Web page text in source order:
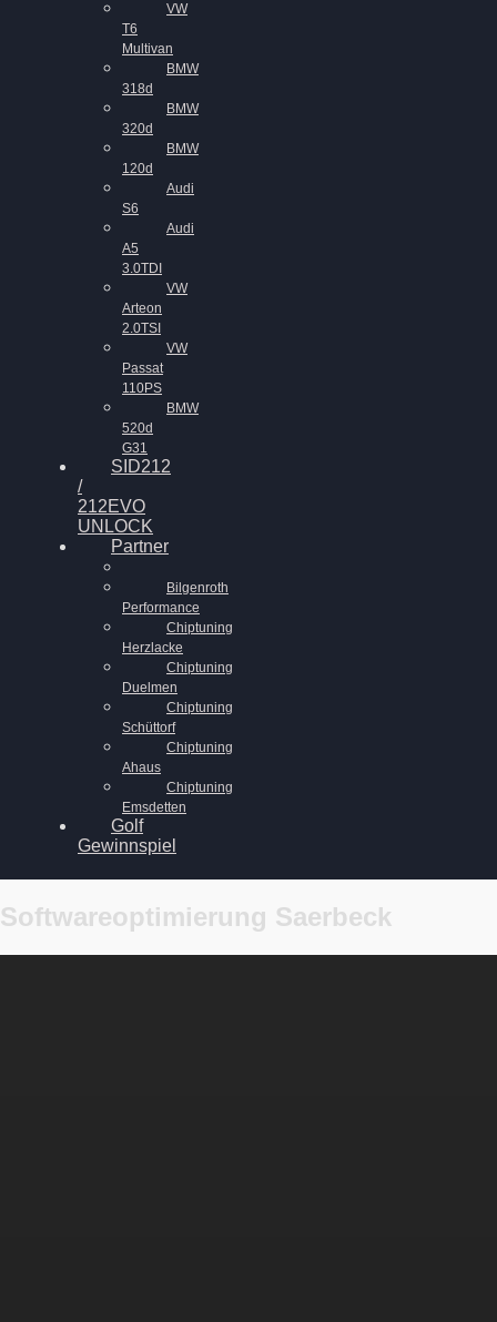
VW
T6
Multivan
BMW
318d
BMW
320d
BMW
120d
Audi
S6
Audi
A5
3.0TDI
VW
Arteon
2.0TSI
VW
Passat
110PS
BMW
520d
G31
SID212
/
212EVO
UNLOCK
Partner
Bilgenroth
Performance
Chiptuning
Herzlacke
Chiptuning
Duelmen
Chiptuning
Schüttorf
Chiptuning
Ahaus
Chiptuning
Emsdetten
Golf
Gewinnspiel
Softwareoptimierung Saerbeck